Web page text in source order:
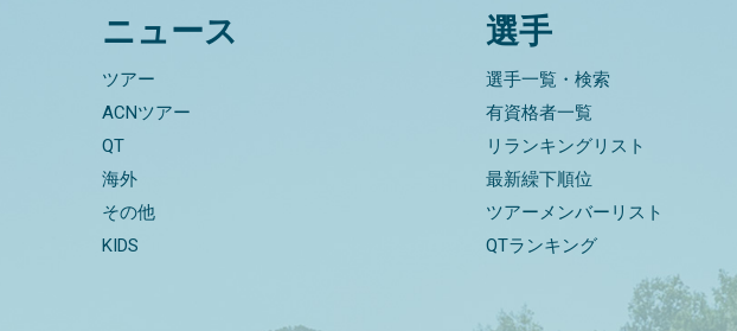
ニュース
ツアー
ACNツアー
QT
海外
その他
KIDS
選手
選手一覧・検索
有資格者一覧
リランキングリスト
最新繰下順位
ツアーメンバーリスト
QTランキング